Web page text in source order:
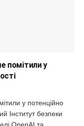
помітили у
у потенційно
Інститут безпеки